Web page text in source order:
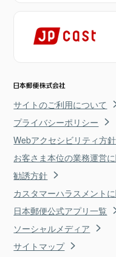
サイトのご利用について
プライバシーポリシー
Webアクセシビリティ方針
お客さま本位の業務運営
勧誘方針
カスタマーハラスメント
日本郵便公式アプリ一覧
ソーシャルメディア
サイトマップ